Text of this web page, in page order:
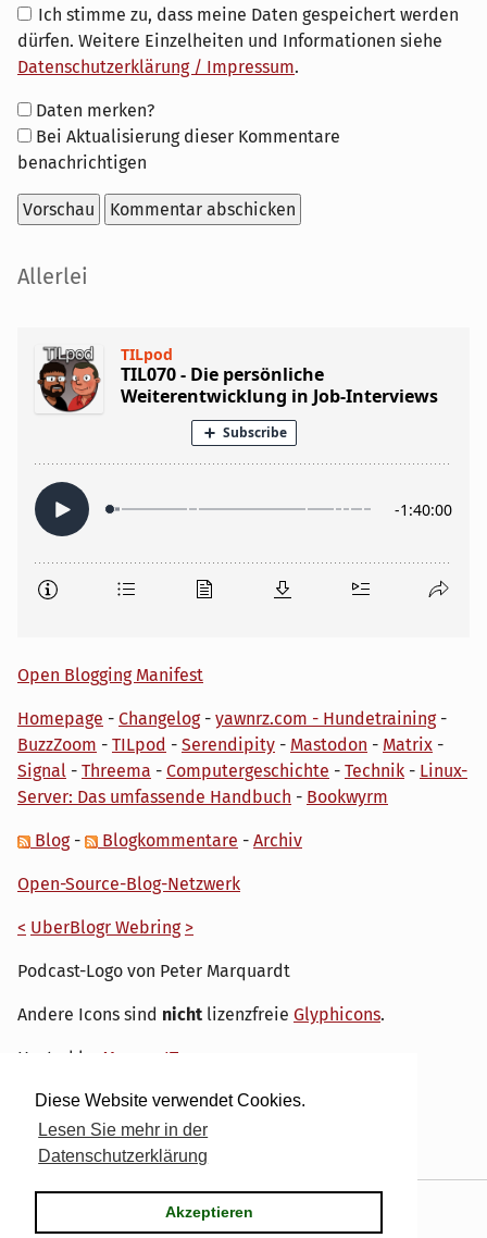
Diese Website verwendet Cookies.
Lesen Sie mehr in der
Datenschutzerklärung
Akzeptieren
Ich stimme zu, dass meine Daten gespeichert werden
dürfen. Weitere Einzelheiten und Informationen siehe
Datenschutzerklärung / Impressum.
Formular-
Optionen
Daten merken?
Bei Aktualisierung dieser Kommentare
benachrichtigen
Seitenleiste
Allerlei
Open Blogging Manifest
Homepage - Changelog- yawnrz.com - Hundetraining-
BuzzZoom - TILpod - Serendipity - Mastodon - Matrix -
Signal - Threema - Computergeschichte - Technik - Linux-
Server: Das umfassende Handbuch - Bookwyrm
Blog- Blogkommentare - Archiv
Open-Source-Blog-Netzwerk
< UberBlogr Webring >
Podcast-Logo von Peter Marquardt
Andere Icons sind nicht lizenzfreie Glyphicons.
Hosted by My own IT.
Serendipity& the dirk